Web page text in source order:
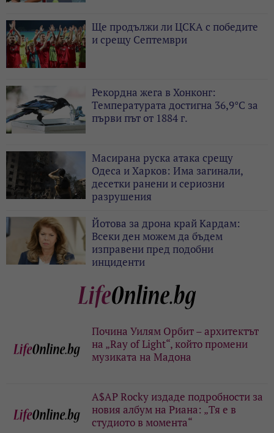
Ще продължи ли ЦСКА с победите
и срещу Септември
Рекордна жега в Хонконг:
Температурата достигна 36,9°C за
първи път от 1884 г.
Масирана руска атака срещу
Одеса и Харков: Има загинали,
десетки ранени и сериозни
разрушения
Йотова за дрона край Кардам:
Всеки ден можем да бъдем
изправени пред подобни
инциденти
Почина Уилям Орбит – архитектът
на „Ray of Light“, който промени
музиката на Мадона
A$AP Rocky издаде подробности за
новия албум на Риана: „Тя е в
студиото в момента“